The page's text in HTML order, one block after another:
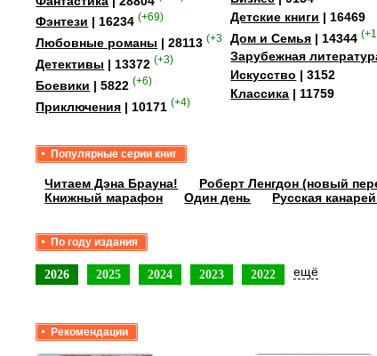
Фэнтези | 16234 (+69)
Любовные романы | 28113 (+358)
Детективы | 13372 (+3)
Боевики | 5822 (+6)
Приключения | 10171 (+4)
Детские книги | 16469
Дом и Семья | 14344
Зарубежная
Искусство | 3152
Классика | 11759
Популярные серии книг
Читаем Дэна Брауна! Роберт Ленгдон (новый
Книжный марафон
Один день Русская
По году издания
2026 2025 2024 2023 2022 ещё
Рекомендации